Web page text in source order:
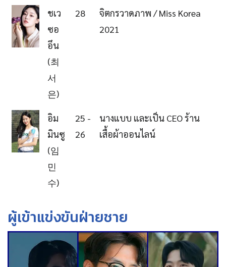
ชเว
ซอ
อึน
(최
서
은)
28
จิตกรวาดภาพ / Miss Korea
2021
อิม
มินซู
(임
민
수)
25 -
26
นางแบบ และเป็น CEO ร้าน
เสื้อผ้าออนไลน์
ผู้เข้าแข่งขันฝ่ายชาย